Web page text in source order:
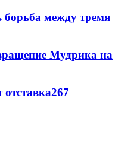
борьба между тремя
Мудрика на
267